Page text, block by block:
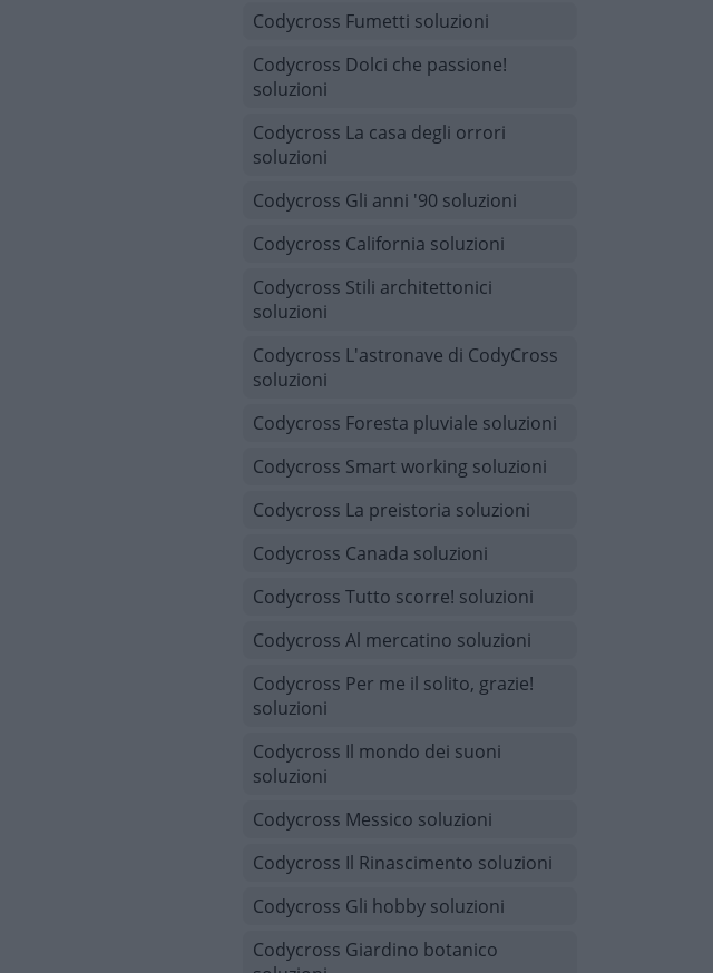
Codycross Fumetti soluzioni
Codycross Dolci che passione!
soluzioni
Codycross La casa degli orrori
soluzioni
Codycross Gli anni '90 soluzioni
Codycross California soluzioni
Codycross Stili architettonici
soluzioni
Codycross L'astronave di CodyCross
soluzioni
Codycross Foresta pluviale soluzioni
Codycross Smart working soluzioni
Codycross La preistoria soluzioni
Codycross Canada soluzioni
Codycross Tutto scorre! soluzioni
Codycross Al mercatino soluzioni
Codycross Per me il solito, grazie!
soluzioni
Codycross Il mondo dei suoni
soluzioni
Codycross Messico soluzioni
Codycross Il Rinascimento soluzioni
Codycross Gli hobby soluzioni
Codycross Giardino botanico